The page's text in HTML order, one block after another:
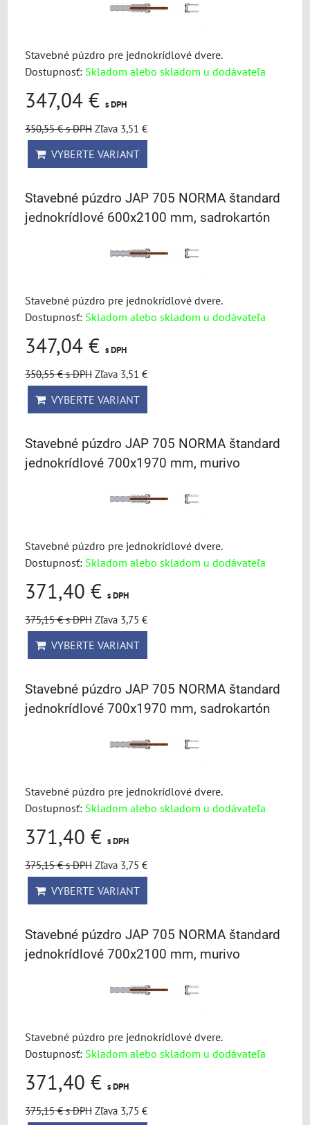
Stavebné púzdro pre jednokrídlové dvere.
Dostupnosť: Skladom alebo skladom u dodávateľa
347,04 € s DPH
350,55 €s DPH Zľava 3,51 €
VYBERTE VARIANT
Stavebné púzdro JAP 705 NORMA štandard
jednokrídlové 600x2100 mm, sadrokartón
Stavebné púzdro pre jednokrídlové dvere.
Dostupnosť: Skladom alebo skladom u dodávateľa
347,04 € s DPH
350,55 €s DPH Zľava 3,51 €
VYBERTE VARIANT
Stavebné púzdro JAP 705 NORMA štandard
jednokrídlové 700x1970 mm, murivo
Stavebné púzdro pre jednokrídlové dvere.
Dostupnosť: Skladom alebo skladom u dodávateľa
371,40 € s DPH
375,15 €s DPH Zľava 3,75 €
VYBERTE VARIANT
Stavebné púzdro JAP 705 NORMA štandard
jednokrídlové 700x1970 mm, sadrokartón
Stavebné púzdro pre jednokrídlové dvere.
Dostupnosť: Skladom alebo skladom u dodávateľa
371,40 € s DPH
375,15 €s DPH Zľava 3,75 €
VYBERTE VARIANT
Stavebné púzdro JAP 705 NORMA štandard
jednokrídlové 700x2100 mm, murivo
Stavebné púzdro pre jednokrídlové dvere.
Dostupnosť: Skladom alebo skladom u dodávateľa
371,40 € s DPH
375,15 €s DPH Zľava 3,75 €